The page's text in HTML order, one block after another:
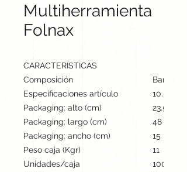
Multiherramienta
Folnax
CARACTERÍSTICAS
Composición
Bambú/
Especificaciones artículo
10.5 cm
Packaging: alto (cm)
23.5
Packaging: largo (cm)
48
Packaging: ancho (cm)
15
Peso caja (Kgr)
11
Unidades/caja
100